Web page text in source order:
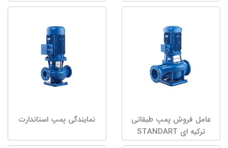
عامل فروش پمپ طبقاتی
ترکیه ای STANDART
نمایندگی پمپ استاندارت